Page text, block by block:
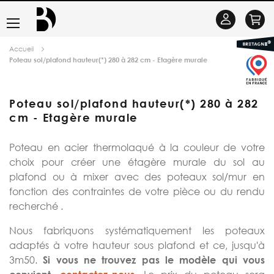
Basculer
navigation
connecter
Accueil
Poteau sol/plafond hauteur(*) 280 à 282 cm - Etagère murale
Poteau sol/plafond hauteur(*) 280 à 282
cm - Etagère murale
Poteau en acier thermolaqué à la couleur de votre
choix pour créer une étagère murale du sol au
plafond ou à mixer avec des poteaux sol/mur en
fonction des contraintes de votre pièce ou du rendu
recherché .
Nous fabriquons systématiquement les poteaux
adaptés à votre hauteur sous plafond et ce, jusqu'à
3m50.Si vous ne trouvez pas le modèle qui vous